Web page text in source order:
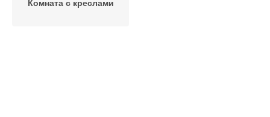
Комната с креслами